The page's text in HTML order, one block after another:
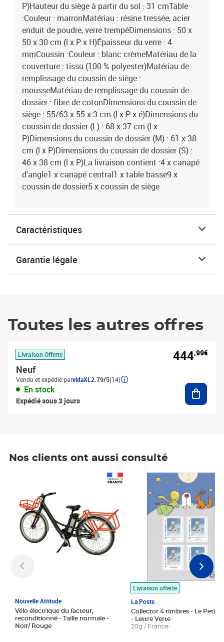
P)Hauteur du siège à partir du sol : 31 cmTable
:Couleur : marronMatériau : résine tressée, acier
enduit de poudre, verre trempéDimensions : 50 x
50 x 30 cm (l x P x H)Épaisseur du verre : 4
mmCoussin :Couleur : blanc crèmeMatériau de la
couverture : tissu (100 % polyester)Matériau de
remplissage du coussin de siège :
mousseMatériau de remplissage du coussin de
dossier : fibre de cotonDimensions du coussin de
siège : 55/63 x 55 x 3 cm (l x P x é)Dimensions du
coussin de dossier (L) : 68 x 37 cm (l x
P)Dimensions du coussin de dossier (M) : 61 x 38
cm (l x P)Dimensions du coussin de dossier (S) :
46 x 38 cm (l x P)La livraison contient :4 x canapé
d'angle1 x canapé central1 x table basse9 x
coussin de dossier5 x coussin de siège
Caractéristiques
Garantie légale
Toutes les autres offres
Livraison Offerte
Neuf
Vendu et expédié parvidaXL 2.79/5(14)
En stock
Expédié sous 3 jours
444,99€
Nos clients ont aussi consulté
Nouvelle Attitude
Vélo électrique du facteur,
reconditionné - Taille normale -
Noir/ Rouge
Livraison offerte
La Poste
Collector 4 timbres - Le Petit
- Lettre Verte
20g / France
Prix 7,50€